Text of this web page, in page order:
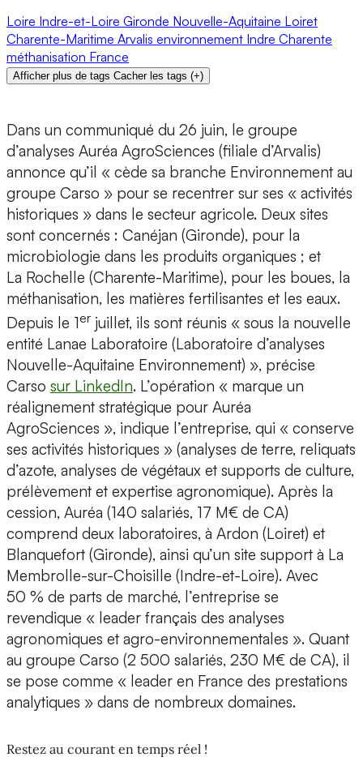
Loire Indre-et-Loire Gironde Nouvelle-Aquitaine Loiret
Charente-Maritime Arvalis environnement Indre Charente
méthanisation France
Afficher plus de tags Cacher les tags (+)
Dans un communiqué du 26 juin, le groupe
d’analyses Auréa AgroSciences (filiale d’Arvalis)
annonce qu’il « cède sa branche Environnement au
groupe Carso » pour se recentrer sur ses « activités
historiques » dans le secteur agricole. Deux sites
sont concernés : Canéjan (Gironde), pour la
microbiologie dans les produits organiques ; et
La Rochelle (Charente-Maritime), pour les boues, la
méthanisation, les matières fertilisantes et les eaux.
Depuis le 1er juillet, ils sont réunis « sous la nouvelle
entité Lanae Laboratoire (Laboratoire d’analyses
Nouvelle-Aquitaine Environnement) », précise
Carso sur LinkedIn. L’opération « marque un
réalignement stratégique pour Auréa
AgroSciences », indique l’entreprise, qui « conserve
ses activités historiques » (analyses de terre, reliquats
d’azote, analyses de végétaux et supports de culture,
prélèvement et expertise agronomique). Après la
cession, Auréa (140 salariés, 17 M€ de CA)
comprend deux laboratoires, à Ardon (Loiret) et
Blanquefort (Gironde), ainsi qu’un site support à La
Membrolle-sur-Choisille (Indre-et-Loire). Avec
50 % de parts de marché, l’entreprise se
revendique « leader français des analyses
agronomiques et agro-environnementales ». Quant
au groupe Carso (2 500 salariés, 230 M€ de CA), il
se pose comme « leader en France des prestations
analytiques » dans de nombreux domaines.
Restez au courant en temps réel !